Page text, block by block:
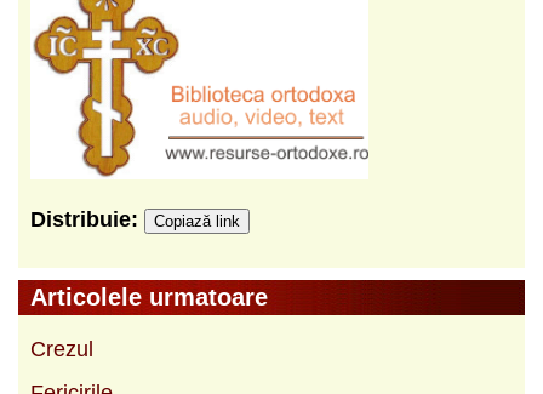
Distribuie: Copiază link
Articolele urmatoare
Crezul